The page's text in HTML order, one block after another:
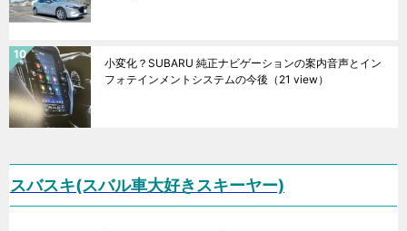
小変化？SUBARU 純正ナビゲーションの案内音声とイン
フォテインメントシステムの今後 （21 view）
スバスキ(スバル車大好きスキーヤー)